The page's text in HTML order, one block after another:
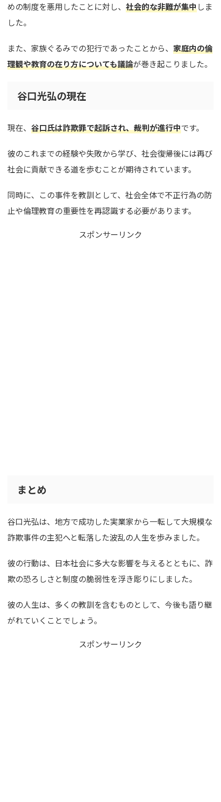
めの制度を悪用したことに対し、 社会的な非難が集中しま
した。
また、家族ぐるみでの犯行であったことから、 家庭内の倫
理観や教育の在り方についても議論が巻き起こりました。
谷口光弘の現在
現在、 谷口氏は詐欺罪で起訴され、裁判が進行中です。
彼のこれまでの経験や失敗から学び、社会復帰後には再び
社会に貢献できる道を歩むことが期待されています。
同時に、この事件を教訓として、社会全体で不正行為の防
止や倫理教育の重要性を再認識する必要があります。
スポンサーリンク
まとめ
谷口光弘は、地方で成功した実業家から一転して大規模な
詐欺事件の主犯へと転落した波乱の人生を歩みました。
彼の行動は、日本社会に多大な影響を与えるとともに、詐
欺の恐ろしさと制度の脆弱性を浮き彫りにしました。
彼の人生は、多くの教訓を含むものとして、今後も語り継
がれていくことでしょう。
スポンサーリンク